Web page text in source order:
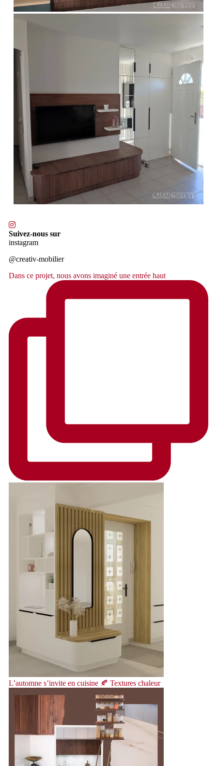
Suivez-nous sur
instagram
@creativ-mobilier
Dans ce projet, nous avons imaginé une entrée haut
L’automne s’invite en cuisine 🍂 Textures chaleur